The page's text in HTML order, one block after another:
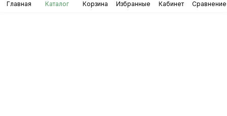
Главная Каталог Корзина Избранные Кабинет Сравнение